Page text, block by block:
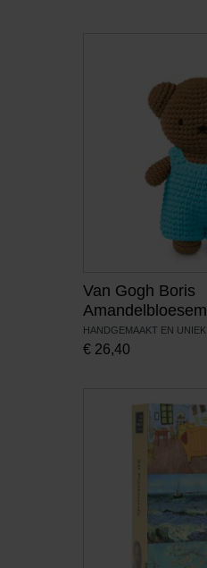
Van Gogh Boris
Amandelbloesem
HANDGEMAAKT EN UNIEK
€ 26,40